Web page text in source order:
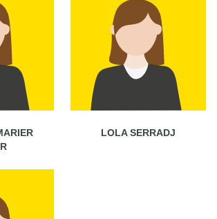
LOLA SERRADJ